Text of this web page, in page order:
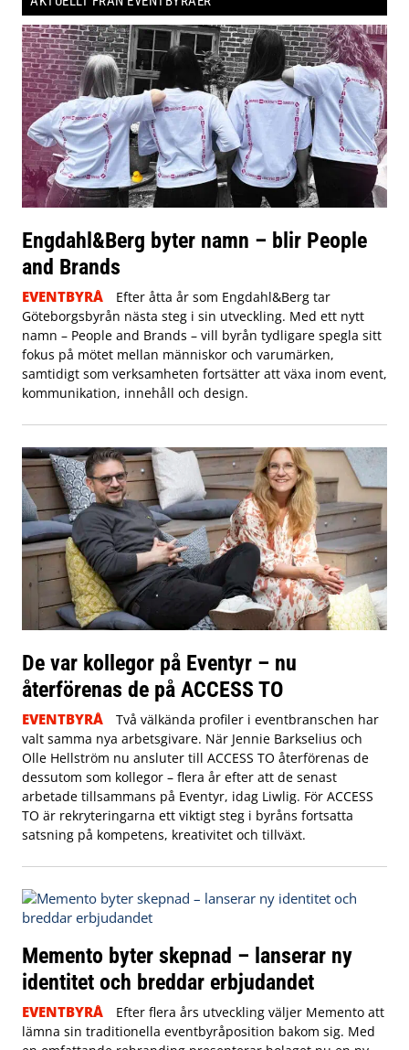
Engdahl&Berg byter namn – blir People
and Brands
EVENTBYRÅ
Efter åtta år som Engdahl&Berg tar
Göteborgsbyrån nästa steg i sin utveckling. Med ett nytt
namn – People and Brands – vill byrån tydligare spegla sitt
fokus på mötet mellan människor och varumärken,
samtidigt som verksamheten fortsätter att växa inom event,
kommunikation, innehåll och design.
De var kollegor på Eventyr – nu
återförenas de på ACCESS TO
EVENTBYRÅ
Två välkända profiler i eventbranschen har
valt samma nya arbetsgivare. När Jennie Barkselius och
Olle Hellström nu ansluter till ACCESS TO återförenas de
dessutom som kollegor – flera år efter att de senast
arbetade tillsammans på Eventyr, idag Liwlig. För ACCESS
TO är rekryteringarna ett viktigt steg i byråns fortsatta
satsning på kompetens, kreativitet och tillväxt.
Memento byter skepnad – lanserar ny
identitet och breddar erbjudandet
EVENTBYRÅ
Efter flera års utveckling väljer Memento att
lämna sin traditionella eventbyråposition bakom sig. Med